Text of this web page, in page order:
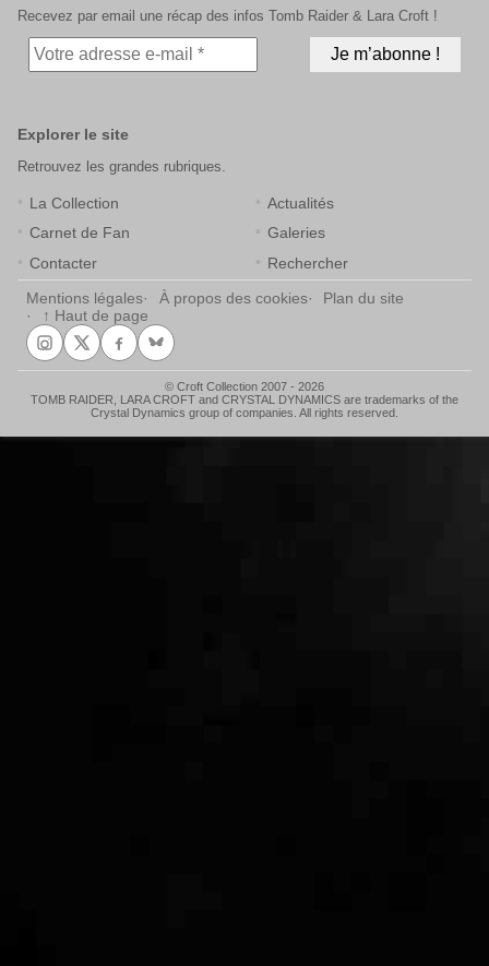
Recevez par email une récap des infos Tomb Raider & Lara Croft !
Explorer le site
Retrouvez les grandes rubriques.
La Collection
Actualités
Carnet de Fan
Galeries
Contacter
Rechercher
Mentions légales À propos des cookies
Plan du site
↑ Haut de page
© Croft Collection 2007 - 2026
TOMB RAIDER, LARA CROFT and CRYSTAL DYNAMICS are trademarks of the
Crystal Dynamics group of companies. All rights reserved.